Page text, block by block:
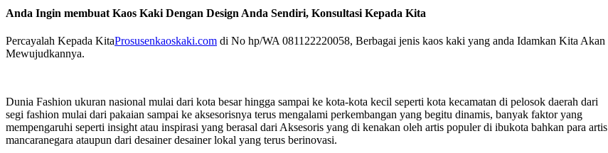
Anda Ingin membuat Kaos Kaki Dengan Design Anda Sendiri, Konsultasi Kepada Kita
Percayalah Kepada KitaProsusenkaoskaki.com di No hp/WA 081122220058, Berbagai jenis kaos kaki yang anda Idamkan Kita Akan
Mewujudkannya.
Dunia Fashion ukuran nasional mulai dari kota besar hingga sampai ke kota-kota kecil seperti kota kecamatan di pelosok daerah dari
segi fashion mulai dari pakaian sampai ke aksesorisnya terus mengalami perkembangan yang begitu dinamis, banyak faktor yang
mempengaruhi seperti insight atau inspirasi yang berasal dari Aksesoris yang di kenakan oleh artis populer di ibukota bahkan para artis
mancaranegara ataupun dari desainer desainer lokal yang terus berinovasi.